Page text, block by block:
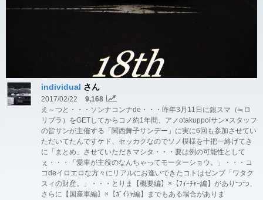
individual さん
2017/02/22
9,168
え～つと・・・ソンナコンナde・・・昨年3月11日に銀スマ（≒ロ
リブラ）をGETしてからコノ約1年間、アノotakuppoiサン×スタッフ
の皆サンが主催する「関西舞子サンデー」に実に6回も参加させてい
ただいてたんですケド、セッカクなのでソノ模様を十把一絡げてき
に「まとめ」させていただきマシタ・・・要は例の可能性として
ぇ・・・「愛車が主役のなんちゃってモーターショウ。」・・・コ
コdeイロエロな方々にリアルにお逢いできたコトはゼンブ「ワタク
スィの財産。」・・・とりま【概要編】×【ﾌｨｰﾁｬｰ編】がありつつ、
さらに【国産車編】×【ｶﾞｲｼｬ編】までもある場合がありま